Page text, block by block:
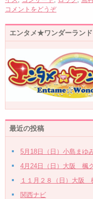
コメントをどうぞ
エンタメ★ワンダーランド
最近の投稿
5月18日（日）小島ま
4月24日（日）大阪 楓
１１月２８（日）大阪
関西ナビ